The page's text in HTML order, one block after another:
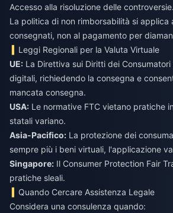
Accesso alla risoluzione delle controversie.
La politica di non rimborsabilità si applica
consegnati, non al pagamento per
Leggi Regionali per la Valuta Virtuale
UE: La Direttiva sui Diritti dei
digitali, richiedendo la consegna e
mancata consegna.
USA: Le normative FTC vietano pratiche
statali variano.
Asia-Pacifico: La protezione dei
sempre più i beni virtuali, l'applicazione
Singapore: Il Consumer Protection Fair
pratiche sleali.
Quando Cercare Assistenza Legale
Considera una consulenza quando: